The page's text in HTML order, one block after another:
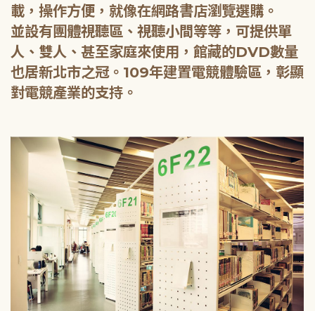
載，操作方便，就像在網路書店瀏覽選購。
並設有團體視聽區、視聽小間等等，可提供單
人、雙人、甚至家庭來使用，館藏的DVD數量
也居新北市之冠。109年建置電競體驗區，彰顯
對電競產業的支持。